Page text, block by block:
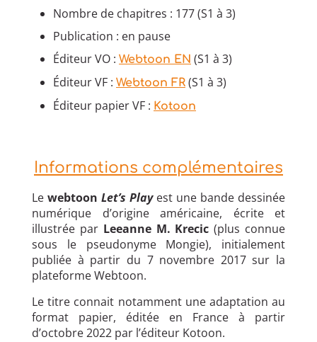
Nombre de chapitres : 177 (S1 à 3)
Publication : en pause
Éditeur VO : Webtoon EN (S1 à 3)
Éditeur VF : Webtoon FR (S1 à 3)
Éditeur papier VF : Kotoon
Informations complémentaires
Le webtoon Let’s Playest une bande dessinée
numérique d’origine américaine, écrite et
illustrée par Leeanne M. Krecic (plus connue
sous le pseudonyme Mongie), initialement
publiée à partir du 7 novembre 2017 sur la
plateforme Webtoon.
Le titre connait notamment une adaptation au
format papier, éditée en France à partir
d’octobre 2022 par l’éditeur Kotoon.